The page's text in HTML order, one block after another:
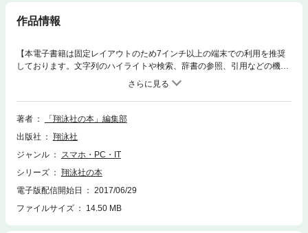
作品情報
【本電子書籍は固定レイアウトのため7インチ以上の端末での利用を推奨
しております。文字列のハイライトや検索、辞書の参照、引用などの機能
が使用できません。ご購入前に、無料サンプルにてお手持ちの電子端末で
の表示状態をご確認の上、商品をお買い求めください】3分でわかるシゴ
トの知恵！本書は、社会で頑張る人に知的栄養をパパッと届ける情報誌で
す。社会人なら押さえておきたいトレンド、成功する秘訣、ステップアッ
やすくまとめました。関連する注目書籍情報も掲載。すでに書籍を読まれ
た方でも楽しんでいたけける内容です。【今号の巻頭特集】30カ国以上で
訳者小山龍介氏による『バリュー・プロポジション・デザイン』特別解説
「顧客に価値提案するための方法論」とは？【CONTENTS】◆『バリュ
けて、くっつける」ことがイノベーションに繋がる‐‐‐田子學・田子裕子◆
著者
「翔泳社の本」編集部
出版社
翔泳社
ジャンル
スマホ・PC・IT
シリーズ
翔泳社の本
電子版配信開始日
2017/06/29
ファイルサイズ
14.50 MB